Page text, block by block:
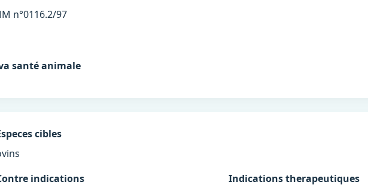
n°0116.2/97
santé animale
cibles
indications
Indications therapeutiques